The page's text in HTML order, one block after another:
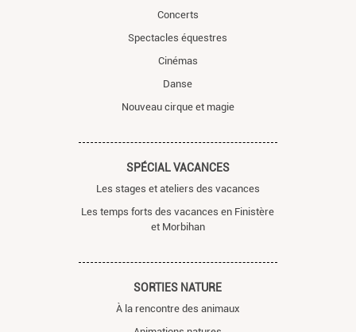
Concerts
Spectacles équestres
Cinémas
Danse
Nouveau cirque et magie
SPÉCIAL VACANCES
Les stages et ateliers des vacances
Les temps forts des vacances en Finistère
et Morbihan
SORTIES NATURE
À la rencontre des animaux